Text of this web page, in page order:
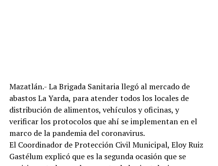
Mazatlán.- La Brigada Sanitaria llegó al mercado de
abastos La Yarda, para atender todos los locales de
distribución de alimentos, vehículos y oficinas, y
verificar los protocolos que ahí se implementan en el
marco de la pandemia del coronavirus.
El Coordinador de Protección Civil Municipal, Eloy Ruiz
Gastélum explicó que es la segunda ocasión que se